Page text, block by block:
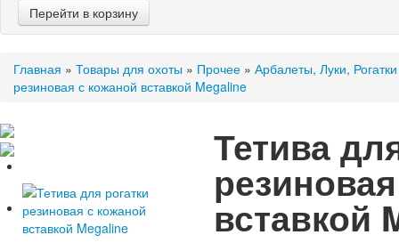
Перейти в корзину
Главная » Товары для охоты » Прочее » Арбалеты, Луки, Рогатки
резиновая с кожаной вставкой Megaline
Тетива
вставкой